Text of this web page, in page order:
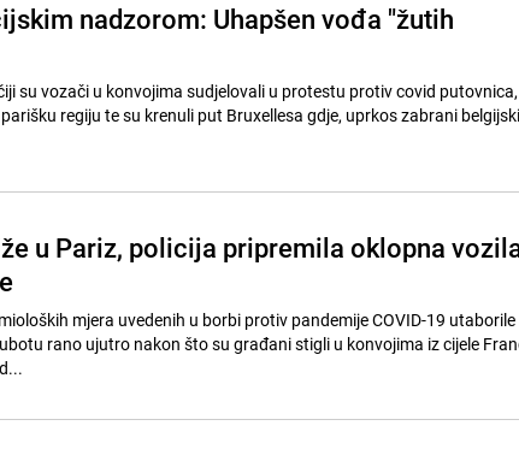
nadzorom: Uhapšen vođa "žutih
su vozači u konvojima sudjelovali u protestu protiv covid
regiju te su krenuli put Bruxellesa gdje, uprkos zabrani
u Pariz, policija pripremila oklopna
mjera uvedenih u borbi protiv pandemije COVID-19 utaborile
rano ujutro nakon što su građani stigli u konvojima iz cijele